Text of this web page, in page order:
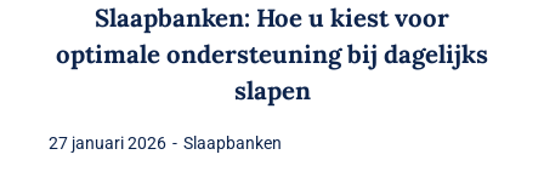
Slaapbanken: Hoe u kiest voor
optimale ondersteuning bij dagelijks
slapen
27 januari 2026 - Slaapbanken